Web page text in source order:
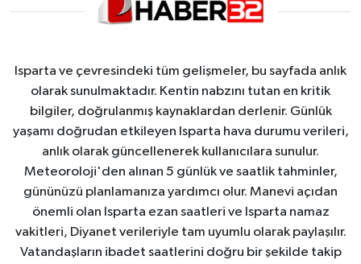
Isparta ve çevresindeki tüm gelişmeler, bu sayfada anlık
olarak sunulmaktadır. Kentin nabzını tutan en kritik
bilgiler, doğrulanmış kaynaklardan derlenir. Günlük
yaşamı doğrudan etkileyen Isparta hava durumu verileri,
anlık olarak güncellenerek kullanıcılara sunulur.
Meteoroloji'den alınan 5 günlük ve saatlik tahminler,
gününüzü planlamanıza yardımcı olur. Manevi açıdan
önemli olan Isparta ezan saatleri ve Isparta namaz
vakitleri, Diyanet verileriyle tam uyumlu olarak paylaşılır.
Vatandaşların ibadet saatlerini doğru bir şekilde takip